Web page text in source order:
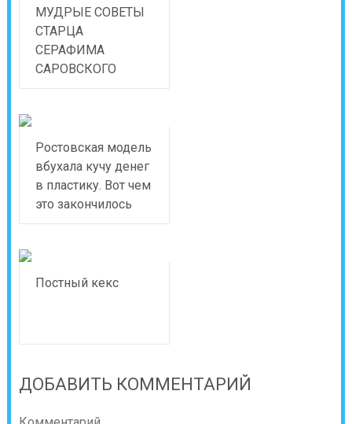
МУДРЫЕ СОВЕТЫ
СТАРЦА
СЕРАФИМА
САРОВСКОГО
Ростовская модель
вбухала кучу денег
в пластику. Вот чем
это закончилось
Постный кекс
ДОБАВИТЬ КОММЕНТАРИЙ